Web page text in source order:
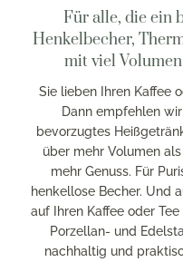
Für alle, die ein
Henkelbecher,
mit viel
Sie lieben Ihren Kaffee
Dann empfehlen
bevorzugtes
über mehr Volumen
mehr Genuss. Für
henkellose Becher. Und
auf Ihren Kaffee oder
Porzellan- und
nachhaltig und